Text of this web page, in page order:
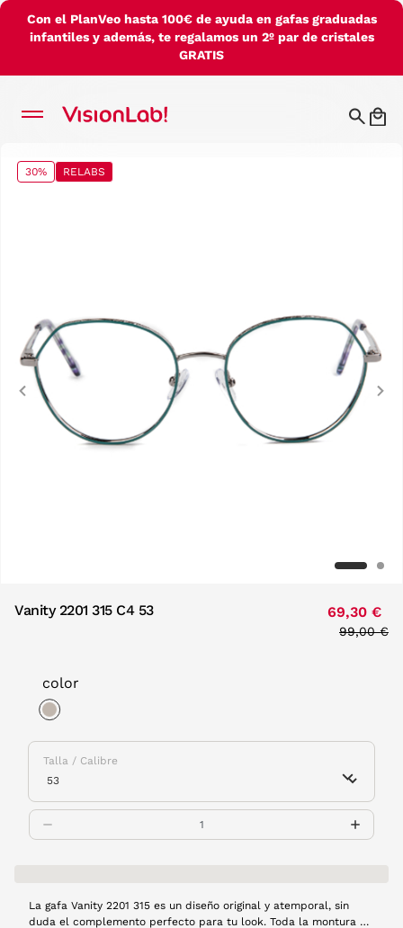
Con el PlanVeo hasta 100€ de ayuda en gafas graduadas
infantiles y además, te regalamos un 2º par de cristales
GRATIS
30% RELABS
Previous
Vanity 2201 315 C4 53 69,30 €
Price
99,00 €
color
Talla / Calibre
La gafa Vanity 2201 315 es un diseño original y atemporal, sin
duda el complemento perfecto para tu look. Toda la montura es